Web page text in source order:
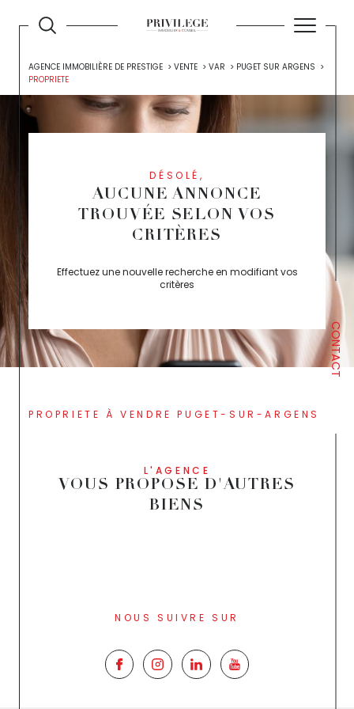
CONTACT
AGENCE IMMOBILIÈRE DE PRESTIGE VENTE VAR
PUGET SUR ARGENS
PROPRIETE
DÉSOLÉ,
AUCUNE ANNONCE
TROUVÉE SELON VOS
CRITÈRES
Effectuez une nouvelle recherche en modifiant vos
critères
PROPRIETE À VENDRE PUGET-SUR-ARGENS
L'AGENCE
VOUS PROPOSE D'AUTRES
BIENS
NOUS SUIVRE SUR